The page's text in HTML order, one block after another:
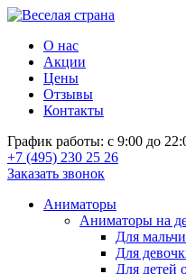
О нас
Акции
Цены
Отзывы
Контакты
График работы: с 9:00 до
+7 (495) 230 25 26
Заказать звонок
Аниматоры
Аниматоры на
Для
Для
Для детей